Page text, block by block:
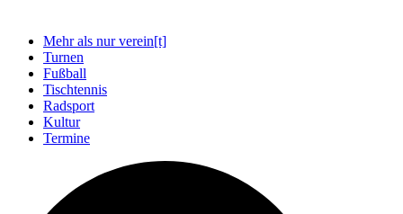
Mehr als nur verein[t]
Turnen
Fußball
Tischtennis
Radsport
Kultur
Termine